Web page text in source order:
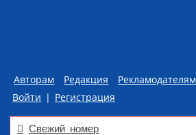
Авторам Редакция Рекламодателям
Войти | Регистрация
Свежий номер